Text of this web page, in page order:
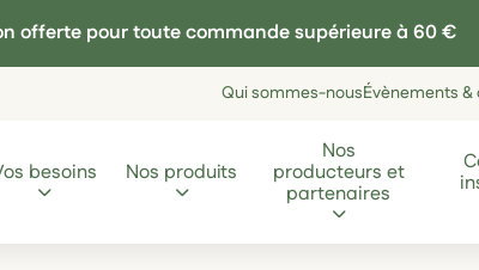
offerte pour toute commande supérieure à 60 €
Qui sommes-nousÉvènements &
besoins Nos produits
Nos
producteurs et
partenaires